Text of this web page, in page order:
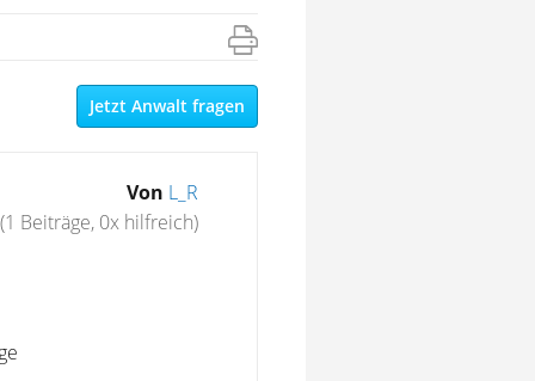
Jetzt Anwalt fragen
Von L_R
(1 Beiträge, 0x hilfreich)